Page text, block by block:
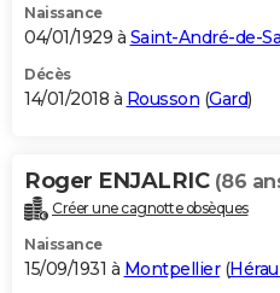
Naissance
04/01/1929 à Saint-André-de-
Décès
14/01/2018 à Rousson (Gard)
Roger ENJALRIC (86
Créer une cagnotte obsèques
Naissance
15/09/1931 à Montpellier(